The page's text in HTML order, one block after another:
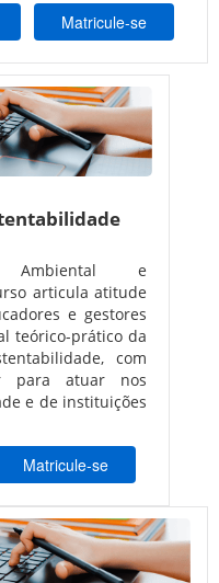
Matricule-se
Ambiental e
articula atitude
e gestores
teórico-prático da
com
para atuar nos
e de instituições
Matricule-se